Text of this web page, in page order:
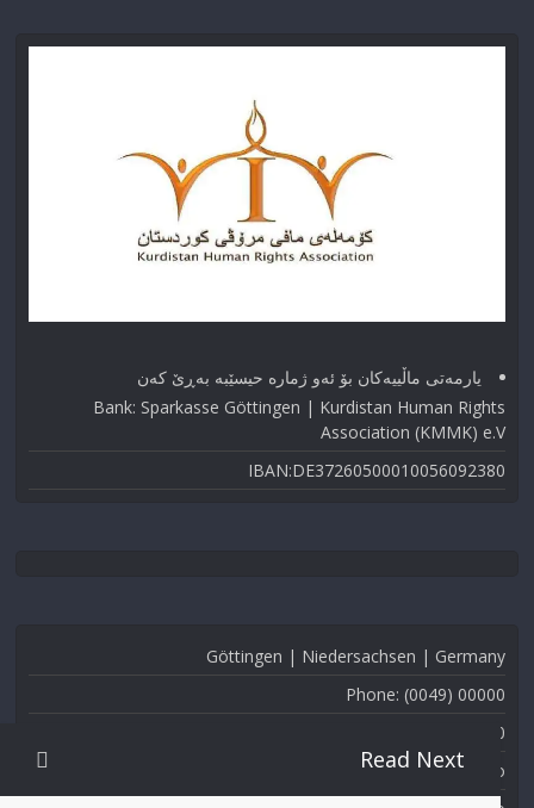
یارمەتی ماڵییەکان بۆ ئەو ژماره حیسێبە بەڕێ کەن
Bank: Sparkasse Göttingen | Kurdistan Human Rights
Association (KMMK) e.V
IBAN:DE37260500010056092380
Göttingen | Niedersachsen | Germany
Phone: (0049) 00000
Fax: (0049) 000-000
Email: info@kmmk.info
Read Next